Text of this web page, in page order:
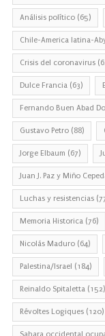
Análisis político (65)
Chile-America latina-
Crisis del coronavirus
Dulce Francia (63)
Fernando Buen Abad
Gustavo Petro (88)
Jorge Elbaum (67)
Juan J. Paz y Miño
Luchas y resistencias
Memoria Historica (76)
Nicolás Maduro (64)
Palestina/Israel (184)
Reinaldo Spitaletta (152)
Révoltes Logiques (120)